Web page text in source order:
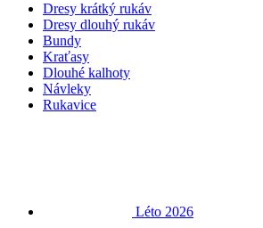
Dresy krátký rukáv
Dresy dlouhý rukáv
Bundy
Kraťasy
Dlouhé kalhoty
Návleky
Rukavice